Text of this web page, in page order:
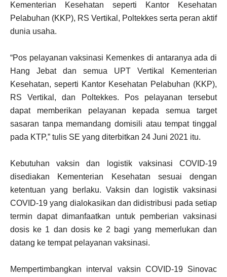
Kementerian Kesehatan seperti Kantor Kesehatan
Pelabuhan (KKP), RS Vertikal, Poltekkes serta peran aktif
dunia usaha.
“Pos pelayanan vaksinasi Kemenkes di antaranya ada di
Hang Jebat dan semua UPT Vertikal Kementerian
Kesehatan, seperti Kantor Kesehatan Pelabuhan (KKP),
RS Vertikal, dan Poltekkes. Pos pelayanan tersebut
dapat memberikan pelayanan kepada semua target
sasaran tanpa memandang domisili atau tempat tinggal
pada KTP,” tulis SE yang diterbitkan 24 Juni 2021 itu.
Kebutuhan vaksin dan logistik vaksinasi COVID-19
disediakan Kementerian Kesehatan sesuai dengan
ketentuan yang berlaku. Vaksin dan logistik vaksinasi
COVID-19 yang dialokasikan dan didistribusi pada setiap
termin dapat dimanfaatkan untuk pemberian vaksinasi
dosis ke 1 dan dosis ke 2 bagi yang memerlukan dan
datang ke tempat pelayanan vaksinasi.
Mempertimbangkan interval vaksin COVID-19 Sinovac